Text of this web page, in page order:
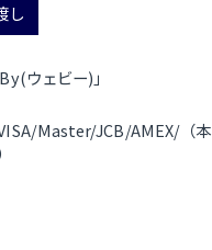
し
ウェビー)」
Master/JCB/AMEX/（本